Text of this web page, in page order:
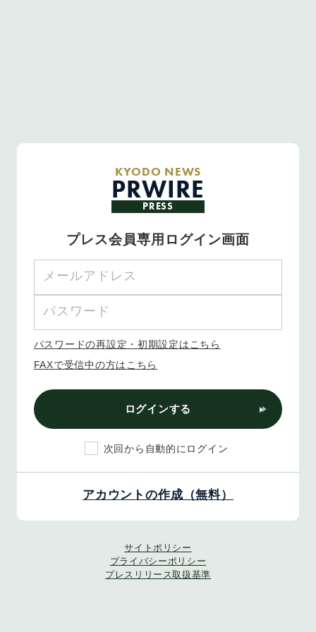
KYODO NEWS
PRWIRE
PRESS
プレス会員専用ログイン画面
パスワードの再設定・初期設定はこちら
FAXで受信中の方はこちら
ログインする
次回から自動的にログイン
アカウントの作成（無料）
サイトポリシー
プライバシーポリシー
プレスリリース取扱基準